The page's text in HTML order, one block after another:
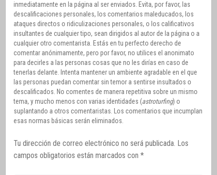
inmediatamente en la página al ser enviados. Evita, por favor, las
descalificaciones personales, los comentarios maleducados, los
ataques directos o ridiculizaciones personales, o los calificativos
insultantes de cualquier tipo, sean dirigidos al autor de la página o a
cualquier otro comentarista. Estás en tu perfecto derecho de
comentar anónimamente, pero por favor, no utilices el anonimato
para decirles a las personas cosas que no les dirías en caso de
tenerlas delante. Intenta mantener un ambiente agradable en el que
las personas puedan comentar sin temor a sentirse insultados o
descalificados. No comentes de manera repetitiva sobre un mismo
tema, y mucho menos con varias identidades (astroturfing) o
suplantando a otros comentaristas. Los comentarios que incumplan
esas normas básicas serán eliminados.
Tu dirección de correo electrónico no será publicada. Los
campos obligatorios están marcados con *